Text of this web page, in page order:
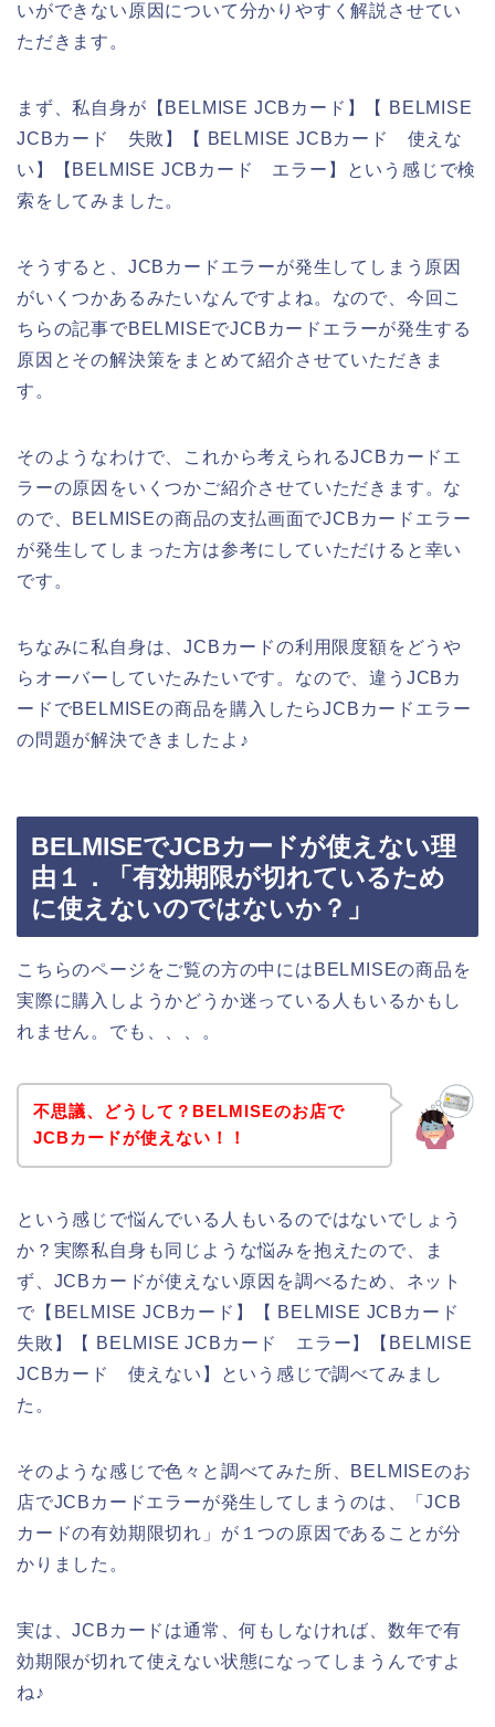
いができない原因について分かりやすく解説させてい
ただきます。
まず、私自身が【BELMISE JCBカード】【 BELMISE
JCBカード 失敗】【 BELMISE JCBカード 使えな
い】【BELMISE JCBカード エラー】という感じで検
索をしてみました。
そうすると、JCBカードエラーが発生してしまう原因
がいくつかあるみたいなんですよね。なので、今回こ
ちらの記事でBELMISEでJCBカードエラーが発生する
原因とその解決策をまとめて紹介させていただきま
す。
そのようなわけで、これから考えられるJCBカードエ
ラーの原因をいくつかご紹介させていただきます。な
ので、BELMISEの商品の支払画面でJCBカードエラー
が発生してしまった方は参考にしていただけると幸い
です。
ちなみに私自身は、JCBカードの利用限度額をどうや
らオーバーしていたみたいです。なので、違うJCBカ
ードでBELMISEの商品を購入したらJCBカードエラー
の問題が解決できましたよ♪
BELMISEでJCBカードが使えない理
由１．「有効期限が切れているため
に使えないのではないか？」
こちらのページをご覧の方の中にはBELMISEの商品を
実際に購入しようかどうか迷っている人もいるかもし
れません。でも、、、。
不思議、どうして？BELMISEのお店で
JCBカードが使えない！！
という感じで悩んでいる人もいるのではないでしょう
か？実際私自身も同じような悩みを抱えたので、ま
ず、JCBカードが使えない原因を調べるため、ネット
で【BELMISE JCBカード】【 BELMISE JCBカード
失敗】【 BELMISE JCBカード エラー】【BELMISE
JCBカード 使えない】という感じで調べてみまし
た。
そのような感じで色々と調べてみた所、BELMISEのお
店でJCBカードエラーが発生してしまうのは、「JCB
カードの有効期限切れ」が１つの原因であることが分
かりました。
実は、JCBカードは通常、何もしなければ、数年で有
効期限が切れて使えない状態になってしまうんですよ
ね♪